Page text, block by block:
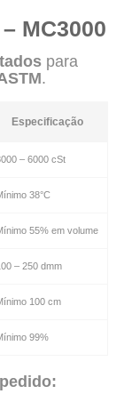
MC3000
para
.
Especificação
– 6000 cSt
38°C
55% em volume
– 250 dmm
100 cm
99%